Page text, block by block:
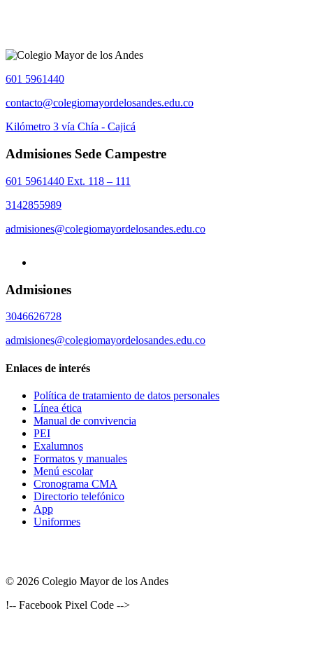
601 5961440
contacto@colegiomayordelosandes.edu.co
Kilómetro 3 vía Chía - Cajicá
Admisiones Sede Campestre
601 5961440 Ext. 118 – 111
3142855989
admisiones@colegiomayordelosandes.edu.co
Admisiones
3046626728
admisiones@colegiomayordelosandes.edu.co
Enlaces de interés
Política de tratamiento de datos personales
Línea ética
Manual de convivencia
PEI
Exalumnos
Formatos y manuales
Menú escolar
Cronograma CMA
Directorio telefónico
App
Uniformes
© 2026 Colegio Mayor de los Andes
!-- Facebook Pixel Code -->